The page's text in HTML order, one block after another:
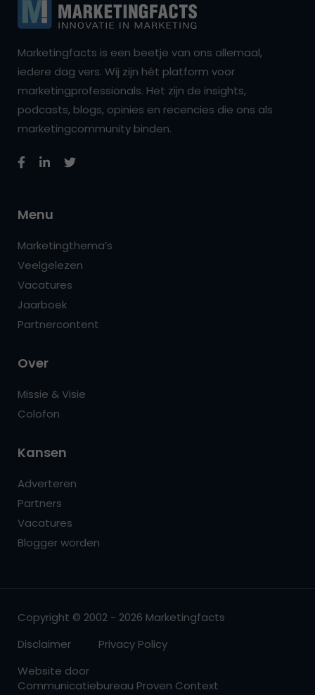
Marketingfacts is een beetje van ons allemaal,
iedere dag vers. Wij zijn hét platform voor
marketingprofessionals. Het zijn de insights,
podcasts, blogs, opinies en recencies die ons als
marketingcommunity binden.
Menu
Marketingthema’s
Veelgelezen
Vacatures
Jaarboek
Partnercontent
Over
Missie & Visie
Colofon
Kansen
Adverteren
Partners
Vacatures
Blogger worden
Copyright © 2002 - 2026 Marketingfacts
Disclaimer
Privacy Policy
Website door
Communicatiebureau Proven Context